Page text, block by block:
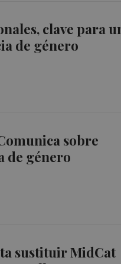
clave para
de género
sobre
de género
sustituir MidCat